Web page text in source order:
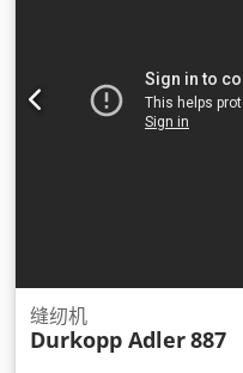
缝纫机
Durkopp Adler887